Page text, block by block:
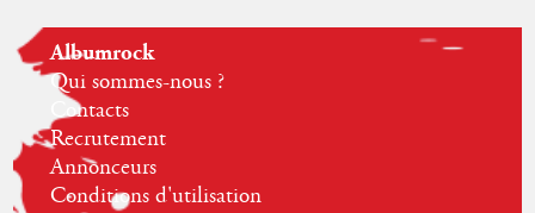
Albumrock
Qui sommes-nous ?
Contacts
Recrutement
Annonceurs
Conditions d'utilisation